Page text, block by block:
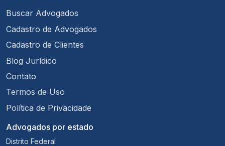
Buscar Advogados
Cadastro de Advogados
Cadastro de Clientes
Blog Jurídico
Contato
Termos de Uso
Política de Privacidade
Advogados por estado
Distrito Federal